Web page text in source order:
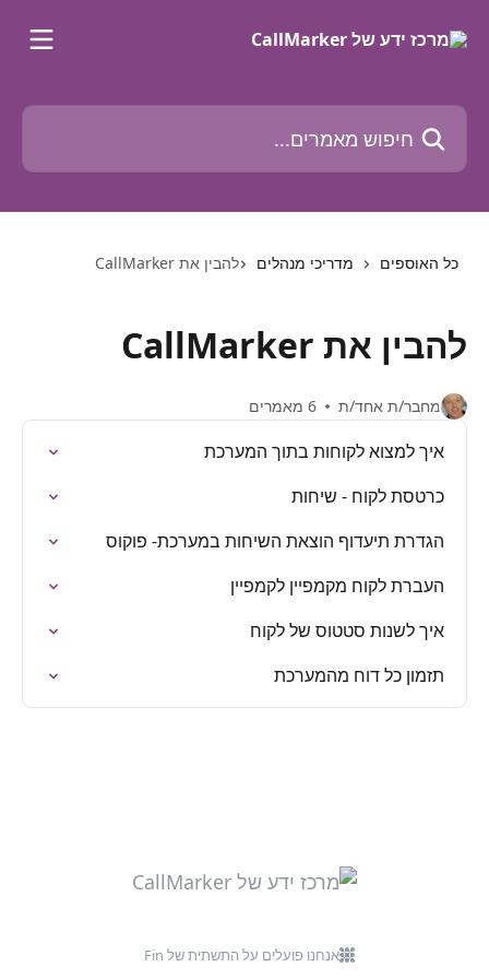
חיפוש מאמרים...
כל האוספים מדריכי מנהלים להבין את CallMarker
להבין את CallMarker
מחבר/ת אחד/ת 6 מאמרים
איך למצוא לקוחות בתוך המערכת
כרטסת לקוח - שיחות
הגדרת תיעדוף הוצאת השיחות במערכת- פוקוס
העברת לקוח מקמפיין לקמפיין
איך לשנות סטטוס של לקוח
תזמון כל דוח מהמערכת
אנחנו פועלים על התשתית של Fin